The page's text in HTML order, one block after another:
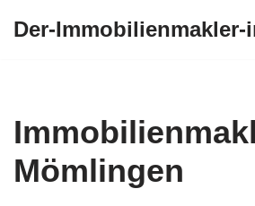
Der-Immobilienmakler-
Mömlingen